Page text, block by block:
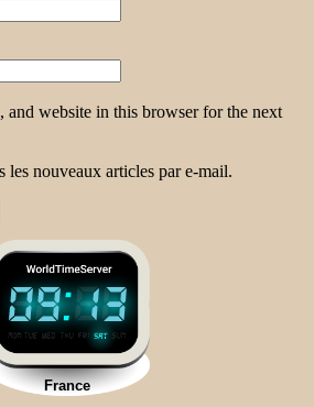
and website in this browser for the next
les nouveaux articles par e-mail.